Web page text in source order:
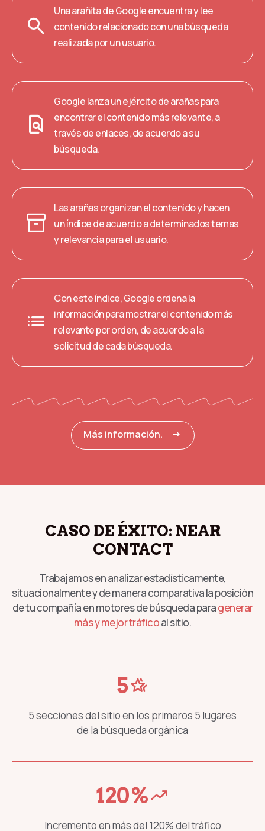
search
Una arañita de Google encuentra y lee
contenido relacionado con una búsqueda
realizada por un usuario.
find_in_page
Google lanza un ejército de arañas para
encontrar elcontenido más relevante, a
través de enlaces, de acuerdo a su
búsqueda.
inventory_2
Las arañasorganizan el contenidoy hacen
un índice de acuerdo a determinados temas
y relevancia para el usuario.
list
Con este índice, Google ordena la
información para mostrarel contenido más
relevante por orden, de acuerdo a la
solicitud de cada búsqueda.
Más información. arrow_right_alt
CASO DE ÉXITO: NEAR
CONTACT
Trabajamos en analizar estadísticamente,
situacionalmente y de manera comparativa la posición
de tu compañía en motores de búsqueda paragenerar
más y mejor tráficoal sitio.
5hotel_class
5 secciones del sitio en los primeros 5 lugares
de la búsqueda orgánica
120%moving
Incremento en más del 120% del tráfico